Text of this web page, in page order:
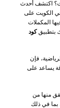
اكتشف أحدث
الكويت على
المكملات
بتطبيقكود
فإن
يساعد على
منها من
بما في ذلك